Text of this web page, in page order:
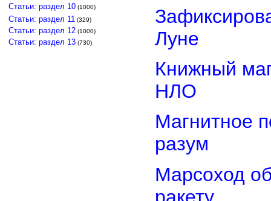
Статьи: раздел 10 (1000)
Статьи: раздел 11 (329)
Статьи: раздел 12 (1000)
Статьи: раздел 13 (730)
Луне
Книжный
НЛО
Магнитное
разум
Марсоход
ракету